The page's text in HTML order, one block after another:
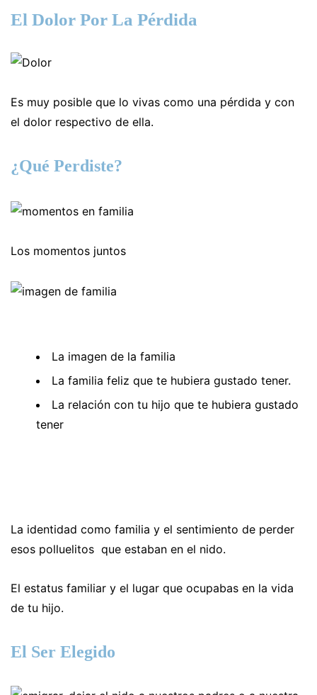
El Dolor Por La Pérdida
Es muy posible que lo vivas como una pérdida y con
el dolor respectivo de ella.
¿Qué Perdiste?
Los momentos juntos
La imagen de la familia
La familia feliz que te hubiera gustado tener.
La relación con tu hijo que te hubiera gustado
tener
La identidad como familia y el sentimiento de perder
esos polluelitos que estaban en el nido.
El estatus familiar y el lugar que ocupabas en la vida
de tu hijo.
El Ser Elegido